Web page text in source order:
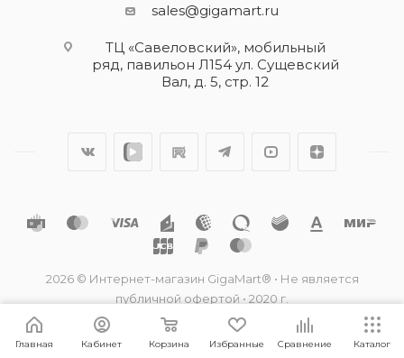
sales@gigamart.ru
ТЦ «Савеловский», мобильный
ряд, павильон Л154 ул. Сущевский
Вал, д. 5, стр. 12
2026 © Интернет-магазин GigaMart® • Не является
публичной офертой • 2020 г.
Главная Кабинет Корзина Избранные Сравнение Каталог